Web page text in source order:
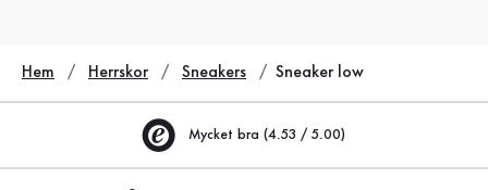
Hem Herrskor Sneakers Sneaker low
Mycket bra (4.53 / 5.00)